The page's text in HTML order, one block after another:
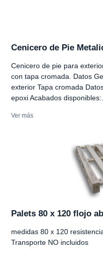
Cenicero de Pie
Cenicero de pie para
con tapa cromada. Datos
exterior Tapa cromada
epoxi Acabados disponibles:...
Ver más
Palets 80 x 120 flojo
medidas 80 x 120
Transporte NO incluidos